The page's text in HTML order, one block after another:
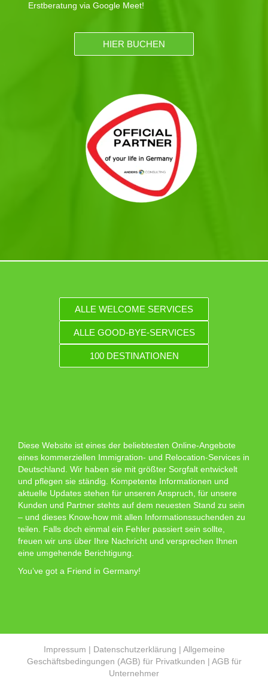
Erstberatung via Google Meet!
HIER BUCHEN
ALLE WELCOME SERVICES
ALLE GOOD-BYE-SERVICES
100 DESTINATIONEN
Diese Website ist eines der beliebtesten Online-Angebote
eines kommerziellen Immigration- und Relocation-Services in
Deutschland. Wir haben sie mit größter Sorgfalt entwickelt
und pflegen sie ständig. Kompetente Informationen und
aktuelle Updates stehen für unseren Anspruch, für unsere
Kunden und Partner stehts auf dem neuesten Stand zu sein
– und dieses Know-how mit allen Informationssuchenden zu
teilen. Falls doch einmal ein Fehler passiert sein sollte,
freuen wir uns über Ihre Nachricht und versprechen Ihnen
eine umgehende Berichtigung.
You’ve got a Friend in Germany!
Impressum | Datenschutzerklärung | Allgemeine
Geschäftsbedingungen (AGB) für Privatkunden | AGB für
Unternehmer